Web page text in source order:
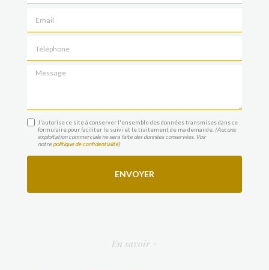
Message
J'autorise ce site à conserver l'ensemble des données transmises dans ce
formulaire pour faciliter le suivi et le traitement de ma demande. (Aucune
exploitation commerciale ne sera faite des données conservées. Voir
notrepolitique de confidentialité)
En savoir +